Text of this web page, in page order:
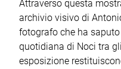
Attraverso questa
archivio visivo di
fotografo che ha
quotidiana di Noci tra
esposizione